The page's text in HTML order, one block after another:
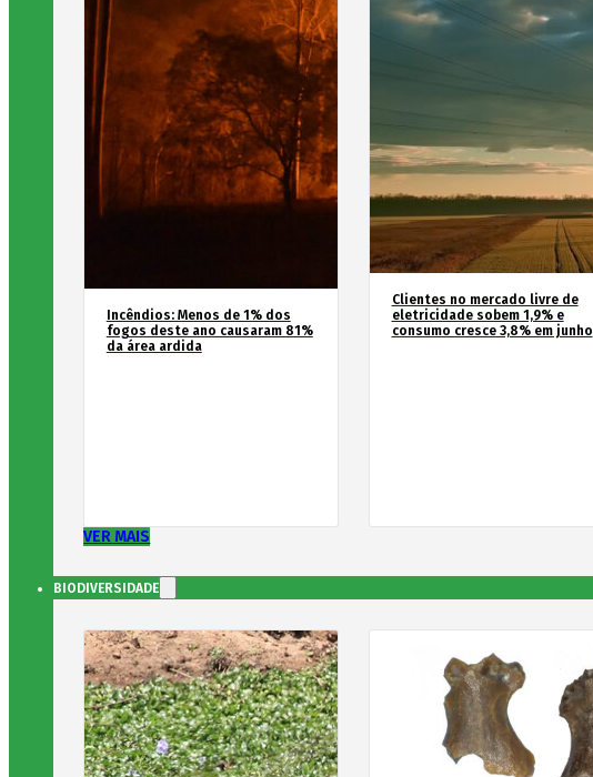
Incêndios: Menos de 1% dos
fogos deste ano causaram 81%
da área ardida
Clientes no mercado livre de
eletricidade sobem 1,9% e
consumo cresce 3,8% em junho
VER MAIS
BIODIVERSIDADE